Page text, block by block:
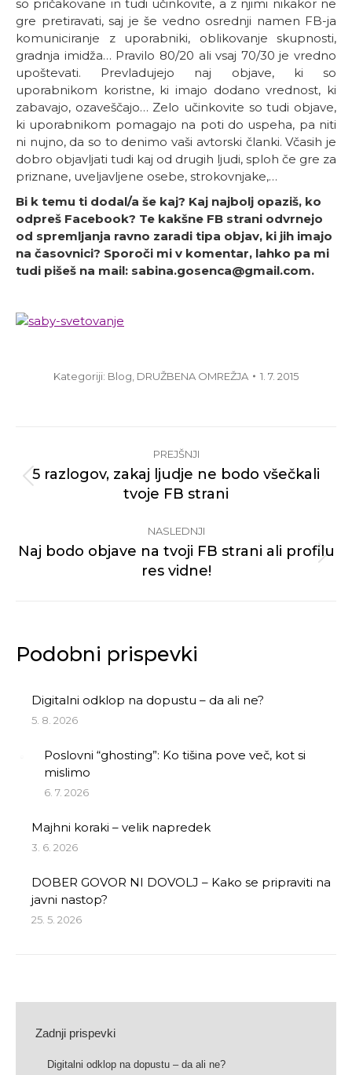
so pričakovane in tudi učinkovite, a z njimi nikakor ne
gre pretiravati, saj je še vedno osrednji namen FB-ja
komuniciranje z uporabniki, oblikovanje skupnosti,
gradnja imidža… Pravilo 80/20 ali vsaj 70/30 je vredno
upoštevati. Prevladujejo naj objave, ki so
uporabnikom koristne, ki imajo dodano vrednost, ki
zabavajo, ozaveščajo… Zelo učinkovite so tudi objave,
ki uporabnikom pomagajo na poti do uspeha, pa niti
ni nujno, da so to denimo vaši avtorski članki. Včasih je
dobro objavljati tudi kaj od drugih ljudi, sploh če gre za
priznane, uveljavljene osebe, strokovnjake,…
Bi k temu ti dodal/a še kaj? Kaj najbolj opaziš, ko
odpreš Facebook? Te kakšne FB strani odvrnejo
od spremljanja ravno zaradi tipa objav, ki jih imajo
na časovnici? Sporoči mi v komentar, lahko pa mi
tudi pišeš na mail: sabina.gosenca@gmail.com.
Kategoriji: Blog DRUŽBENA OMREŽJA 1. 7. 2015
navigation
PREJŠNJI
Previous
post:
5 razlogov, zakaj ljudje ne bodo všečkali
tvoje FB strani
NASLEDNJI
Next
post:
Naj bodo objave na tvoji FB strani ali profilu
res vidne!
Podobni prispevki
Digitalni odklop na dopustu – da ali ne?
5. 8. 2026
Poslovni “ghosting”: Ko tišina pove več, kot si
mislimo
6. 7. 2026
Majhni koraki – velik napredek
3. 6. 2026
DOBER GOVOR NI DOVOLJ – Kako se pripraviti na
javni nastop?
25. 5. 2026
Zadnji prispevki
Digitalni odklop na dopustu – da ali ne?